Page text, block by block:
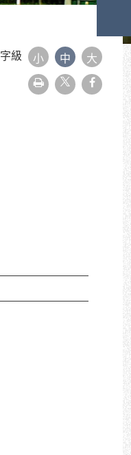
字級 小 中 大
友
善